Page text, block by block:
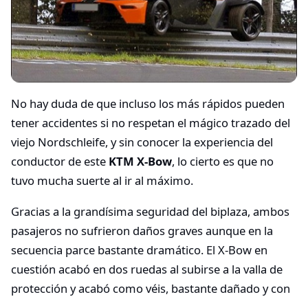
No hay duda de que incluso los más rápidos pueden
tener accidentes si no respetan el mágico trazado del
viejo Nordschleife, y sin conocer la experiencia del
conductor de este KTM X-Bow, lo cierto es que no
tuvo mucha suerte al ir al máximo.
Gracias a la grandísima seguridad del biplaza, ambos
pasajeros no sufrieron daños graves aunque en la
secuencia parce bastante dramático. El X-Bow en
cuestión acabó en dos ruedas al subirse a la valla de
protección y acabó como véis, bastante dañado y con